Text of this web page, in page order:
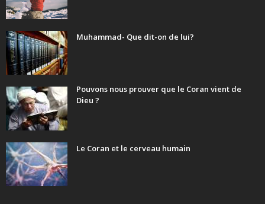
Muhammad- Que dit-on de lui?
Pouvons nous prouver que le Coran vient de
Dieu ?
Le Coran et le cerveau humain